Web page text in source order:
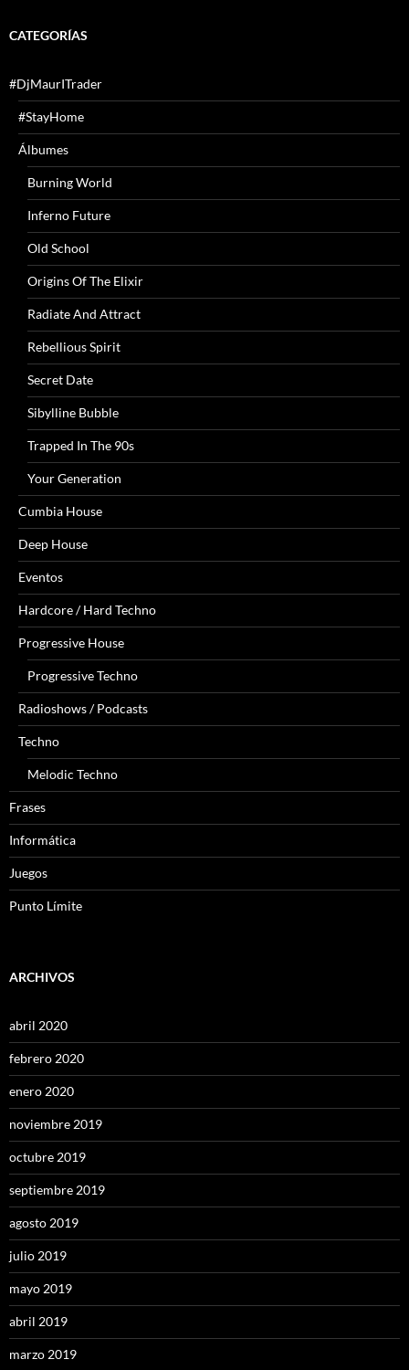
CATEGORÍAS
#DjMaurITrader
#StayHome
Álbumes
Burning World
Inferno Future
Old School
Origins Of The Elixir
Radiate And Attract
Rebellious Spirit
Secret Date
Sibylline Bubble
Trapped In The 90s
Your Generation
Cumbia House
Deep House
Eventos
Hardcore / Hard Techno
Progressive House
Progressive Techno
Radioshows / Podcasts
Techno
Melodic Techno
Frases
Informática
Juegos
Punto Límite
ARCHIVOS
abril 2020
febrero 2020
enero 2020
noviembre 2019
octubre 2019
septiembre 2019
agosto 2019
julio 2019
mayo 2019
abril 2019
marzo 2019